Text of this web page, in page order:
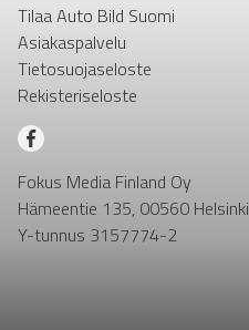
Tilaa Auto Bild Suomi
Asiakaspalvelu
Tietosuojaseloste
Rekisteriseloste
Fokus Media Finland Oy
Hämeentie 135, 00560 Helsinki
Y-tunnus 3157774-2